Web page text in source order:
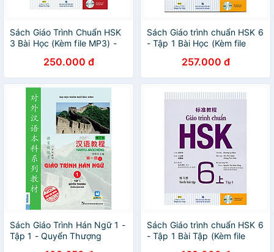
Sách Giáo Trình Chuẩn HSK
3 Bài Học (Kèm file MP3) -
250.000 đ
Sách Giáo trình chuẩn HSK 6
- Tập 1 Bài Học (Kèm file
257.000 đ
Sách Giáo Trình Hán Ngữ 1 -
Tập 1 - Quyển Thượng
Sách Giáo trình chuẩn HSK 6
- Tập 1 Bài Tập (Kèm file